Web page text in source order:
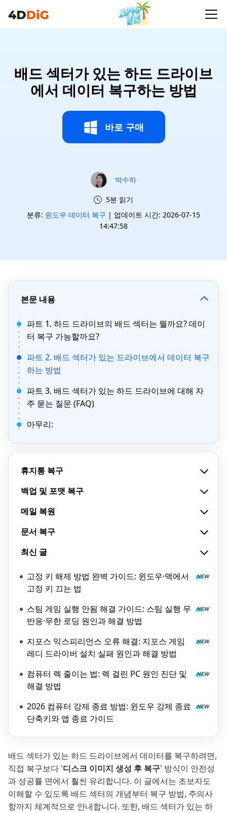
배드 섹터가 있는 하드 드라이브
에서 데이터 복구하는 방법
바로 구매
박수하
5분 읽기
분류: 윈도우 데이터 복구 | 업데이트 시간: 2026-07-15
14:47:58
본문 내용
파트 1. 하드 드라이브의 배드 섹터는 뭘까요? 데이
터 복구 가능할까요?
파트 2. 배드 섹터가 있는 드라이브에서 데이터 복구
하는 방법
파트 3. 배드 섹터가 있는 하드 드라이브에 대해 자
주 묻는 질문 (FAQ)
마무리:
휴지통 복구
백업 및 포맷 복구
메일 복원
문서 복구
최신 글
고정 키 해제 방법 완벽 가이드: 윈도우·맥에서
고정 키 끄는 법
스팀 게임 실행 안됨 해결 가이드: 스팀 실행 무
반응·무한 로딩 원인과 해결 방법
지포스 익스피리언스 오류 해결: 지포스 게임
레디 드라이버 설치 실패 원인과 해결 방법
컴퓨터 렉 줄이는 법: 렉 걸린 PC 원인 진단 및
해결 방법
2026 컴퓨터 강제 종료 방법: 윈도우 강제 종료
단축키와 앱 종료 가이드
배드 섹터가 있는 하드 드라이브에서 데이터를 복구하려면,
직접 복구보다 '디스크 이미지 생성 후 복구' 방식이 안전성
과 성공률 면에서 훨씬 유리합니다. 이 글에서는 초보자도
이해할 수 있도록 배드 섹터의 개념부터 복구 방법, 주의사
항까지 체계적으로 안내합니다. 또한, 배드 섹터가 있는 하